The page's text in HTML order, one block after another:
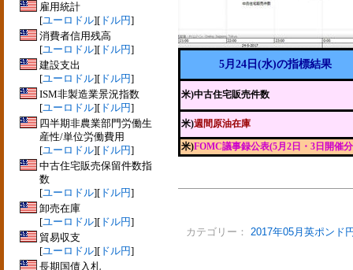
雇用統計
[ユーロドル][ ドル円]
消費者信用残高
[ユーロドル][ ドル円]
建設支出
[ユーロドル][ ドル円]
ISM非製造業景況指数
[ユーロドル][ ドル円]
四半期非農業部門労働生
産性/単位労働費用
[ユーロドル][ ドル円]
中古住宅販売保留件数指
数
[ユーロドル][ ドル円]
卸売在庫
[ユーロドル][ ドル円]
貿易収支
[ユーロドル][ ドル円]
長期国債入札
5月24日(水)の指標結果
米)中古住宅販売件数
米)週間原油在庫
米)FOMC議事録公表(5月2日・3日開催
カテゴリー： 2017年05月英ポンド